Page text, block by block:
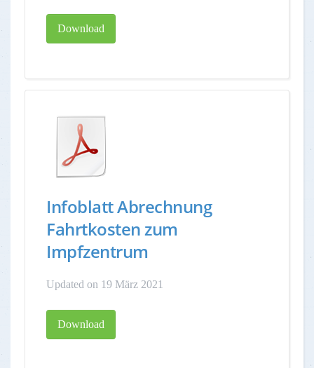
Download
Infoblatt Abrechnung
Fahrtkosten zum
Impfzentrum
Updated on 19 März 2021
Download